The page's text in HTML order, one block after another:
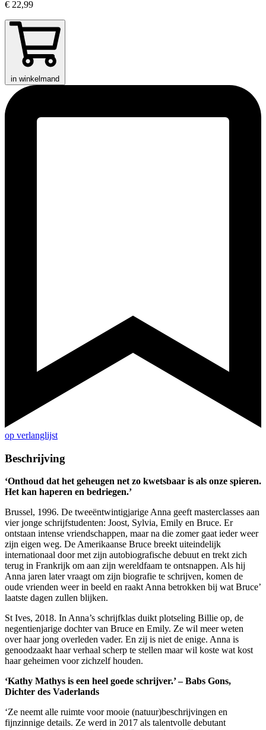
€ 22,99
in winkelmand
op verlanglijst
Beschrijving
‘Onthoud dat het geheugen net zo kwetsbaar is als onze spieren.
Het kan haperen en bedriegen.’
Brussel, 1996. De tweeëntwintigjarige Anna geeft masterclasses aan
vier jonge schrijfstudenten: Joost, Sylvia, Emily en Bruce. Er
ontstaan intense vriendschappen, maar na die zomer gaat ieder weer
zijn eigen weg. De Amerikaanse Bruce breekt uiteindelijk
internationaal door met zijn autobiografische debuut en trekt zich
terug in Frankrijk om aan zijn wereldfaam te ontsnappen. Als hij
Anna jaren later vraagt om zijn biografie te schrijven, komen de
oude vrienden weer in beeld en raakt Anna betrokken bij wat Bruce’
laatste dagen zullen blijken.
St Ives, 2018. In Anna’s schrijfklas duikt plotseling Billie op, de
negentienjarige dochter van Bruce en Emily. Ze wil meer weten
over haar jong overleden vader. En zij is niet de enige. Anna is
genoodzaakt haar verhaal scherp te stellen maar wil koste wat kost
haar geheimen voor zichzelf houden.
‘Kathy Mathys is een heel goede schrijver.’ – Babs Gons,
Dichter des Vaderlands
‘Ze neemt alle ruimte voor mooie (natuur)beschrijvingen en
fijnzinnige details. Ze werd in 2017 als talentvolle debutant